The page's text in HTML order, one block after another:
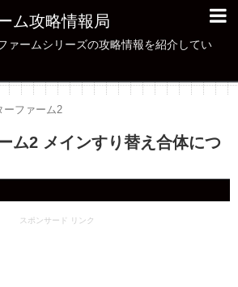
ム攻略情報局
ァームシリーズの攻略情報を紹介してい
ーファーム2
ム2 メインすり替え合体につ
スポンサード リンク